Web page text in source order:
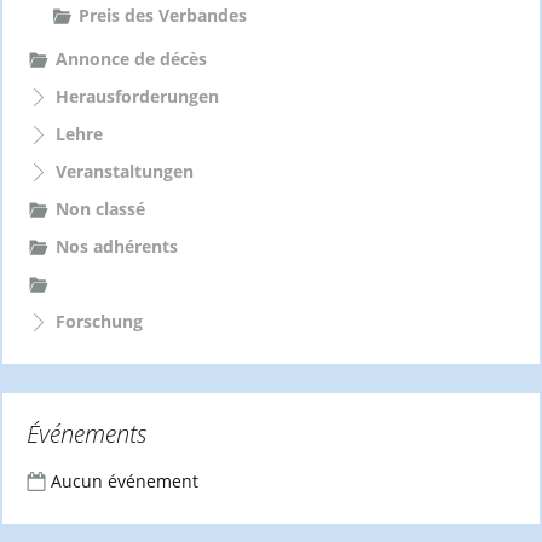
Preis des Verbandes
Annonce de décès
Herausforderungen
Lehre
Veranstaltungen
Non classé
Nos adhérents
Forschung
Événements
Aucun événement